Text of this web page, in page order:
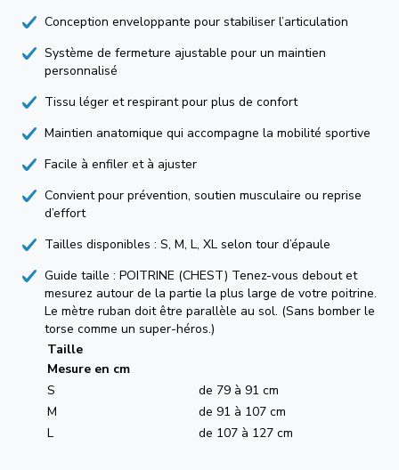
Conception enveloppante pour stabiliser l’articulation
Système de fermeture ajustable pour un maintien
personnalisé
Tissu léger et respirant pour plus de confort
Maintien anatomique qui accompagne la mobilité sportive
Facile à enfiler et à ajuster
Convient pour prévention, soutien musculaire ou reprise
d’effort
Tailles disponibles : S, M, L, XL selon tour d’épaule
Guide taille : POITRINE (CHEST) Tenez-vous debout et
mesurez autour de la partie la plus large de votre poitrine.
Le mètre ruban doit être parallèle au sol. (Sans bomber le
torse comme un super-héros.)
Taille
Mesure en cm
S
de 79 à 91 cm
M
de 91 à 107 cm
L
de 107 à 127 cm